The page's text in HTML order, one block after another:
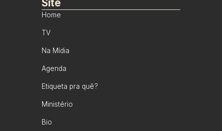
Site
Home
TV
Na Mídia
Agenda
Etiqueta pra quê?
Ministério
Bio